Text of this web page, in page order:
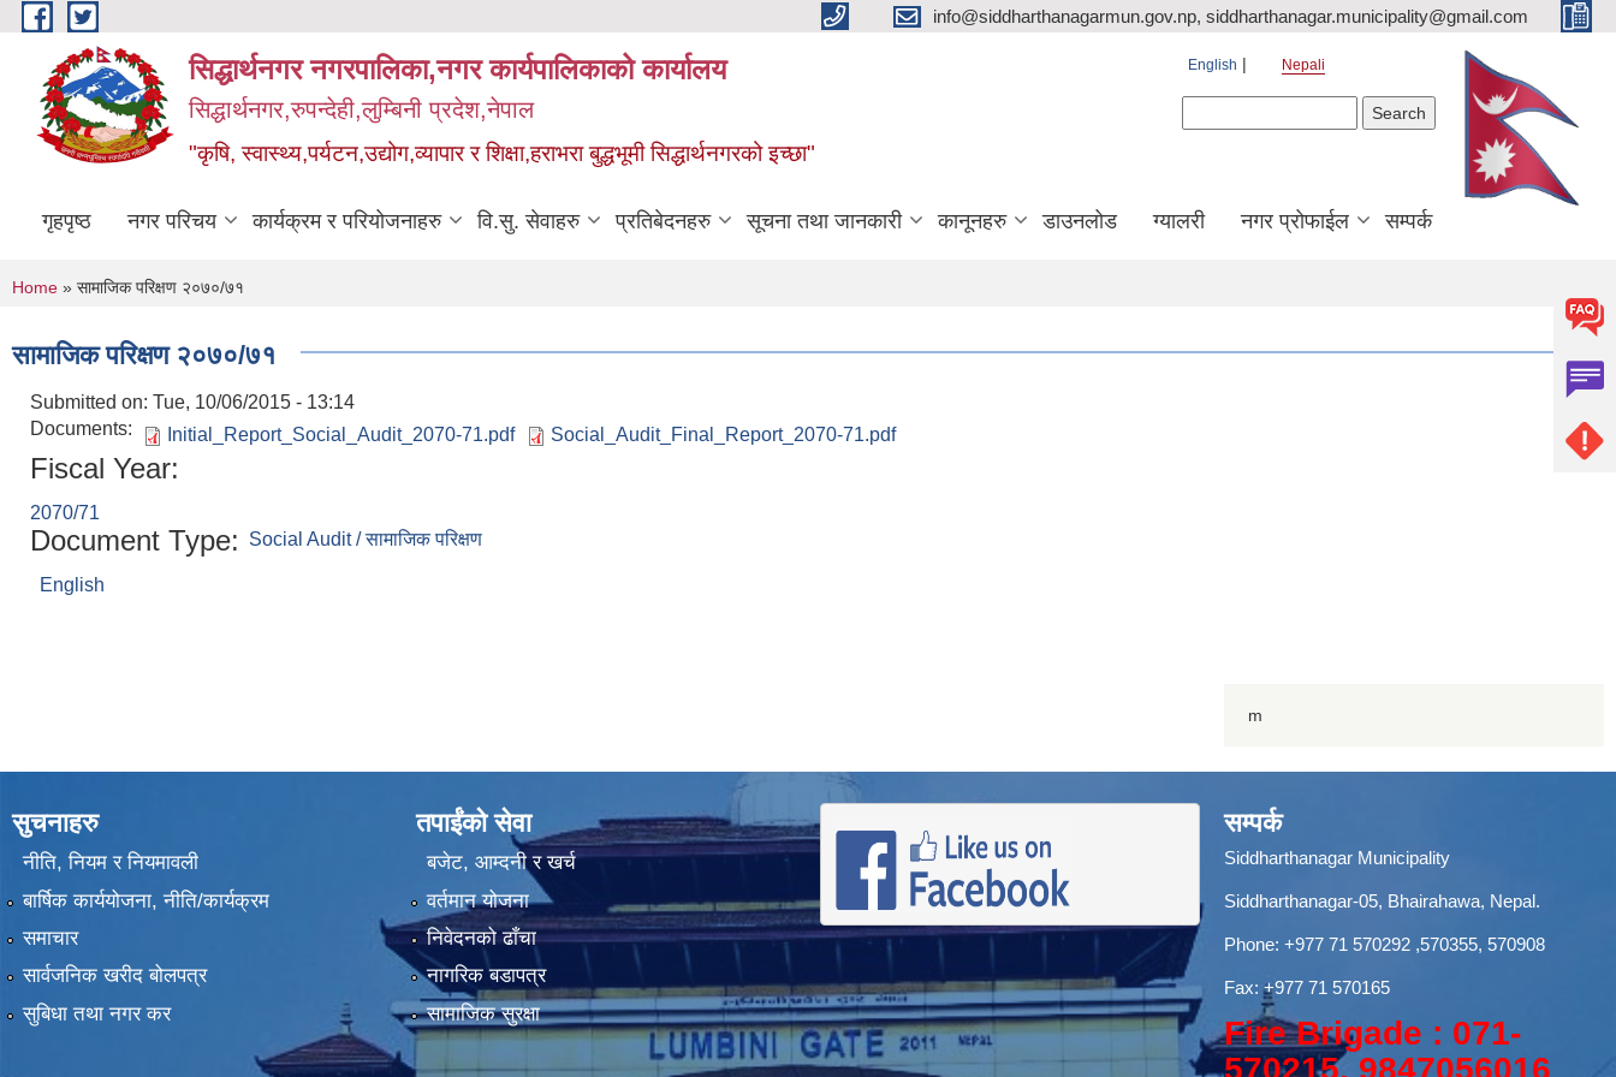
Skip to main content info@siddharthanagarmun.gov.np, siddharthanagar.municipality@gmail.com
सिद्धार्थनगर नगरपालिका,नगर कार्यपालिकाको कार्यालय
सिद्धार्थनगर,रुपन्देही,लुम्बिनी प्रदेश,नेपाल
"कृषि, स्वास्थ्य,पर्यटन,उद्योग,व्यापार र शिक्षा,हराभरा बुद्धभूमी सिद्धार्थनगरको इच्छा"
English Nepali
गृहपृष्ठ नगर परिचय कार्यक्रम र परियोजनाहरु वि.सु. सेवाहरु प्रतिबेदनहरु सूचना तथा जानकारी कानूनहरु डाउनलोड ग्यालरी नगर प्रोफाईल सम्पर्क
You are here
Home » सामाजिक परिक्षण २०७०/७१
सामाजिक परिक्षण २०७०/७१
Submitted on: Tue, 10/06/2015 - 13:14
Documents:
Initial_Report_Social_Audit_2070-71.pdf Social_Audit_Final_Report_2070-71.pdf
Fiscal Year:
2070/71
Document Type: Social Audit / सामाजिक परिक्षण
English
m
सुचनाहरु
नीति, नियम र नियमावली
बार्षिक कार्ययोजना, नीति/कार्यक्रम
समाचार
सार्वजनिक खरीद बोलपत्र
सुबिधा तथा नगर कर
तपाईंको सेवा
बजेट, आम्दनी र खर्च
वर्तमान योजना
निवेदनको ढाँचा
नागरिक बडापत्र
सामाजिक सुरक्षा
सम्पर्क
Siddharthanagar Municipality
Siddharthanagar-05, Bhairahawa, Nepal.
Phone: +977 71 570292 ,570355, 570908
Fax: +977 71 570165
Fire Brigade : 071-
570215, 9847056016